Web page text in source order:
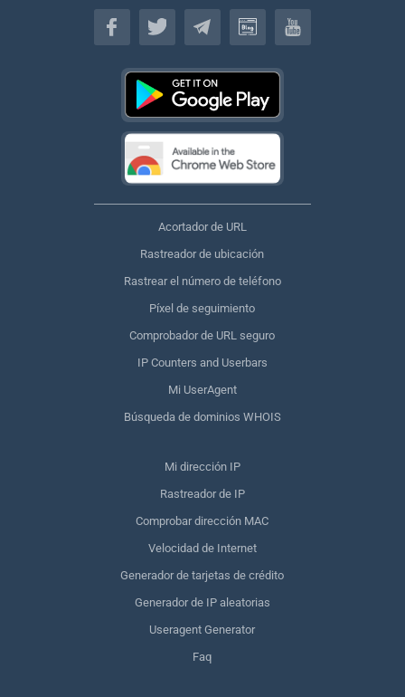
Español
Acortador de URL
Rastreador de ubicación
Rastrear el número de teléfono
Píxel de seguimiento
Comprobador de URL seguro
IP Counters and Userbars
Mi UserAgent
Búsqueda de dominios WHOIS
Mi dirección IP
Rastreador de IP
Comprobar dirección MAC
Velocidad de Internet
Generador de tarjetas de crédito
Generador de IP aleatorias
Useragent Generator
Faq